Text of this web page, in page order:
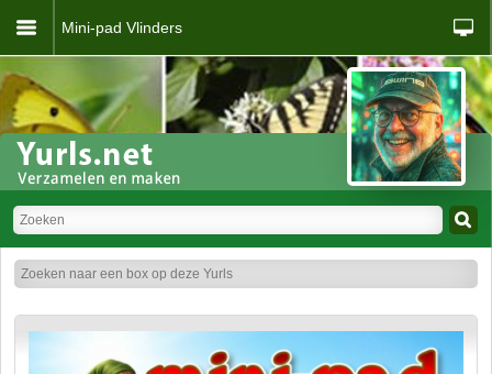
Mini-pad Vlinders